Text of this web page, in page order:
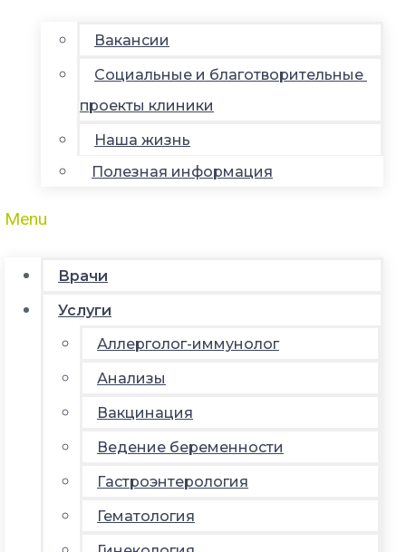
Вакансии
Социальные и благотворительные
проекты клиники
Наша жизнь
Полезная информация
Menu
Врачи
Услуги
Аллерголог-иммунолог
Анализы
Вакцинация
Ведение беременности
Гастроэнтерология
Гематология